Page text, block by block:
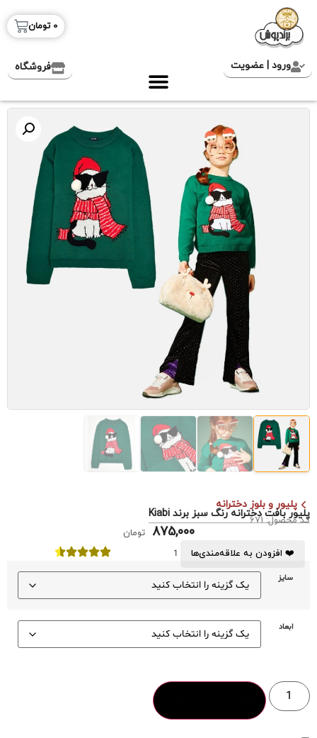
0 تومان
ورود | عضویت فروشگاه
پلیور و بلوز دخترانه
پلیور بافت دخترانه رنگ سبز برند Kiabi
کد محصول: 671
875,000
تومان
❤️ افزودن به علاقه‌مندی‌ها
1
سایز
ابعاد